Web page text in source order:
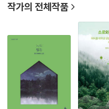
에 큰 영향을 끼쳤다. 주요 초월주
헨리 데이비드 소로, 시인 윌리엄
이는 소로의 새로운 시각으로 자연
되어 자연에서 새로운 의미를 찾는
친 사람들의 원조 장-자크 루소의 “
실험하게 된다. 이는 하버드 동창이
가 1841-1842년 콩코드의 플린트
치유의 시간을 보냈는데, 휠러의
험을 자신도 실행하기로 결심했다.
작가의 전체작품